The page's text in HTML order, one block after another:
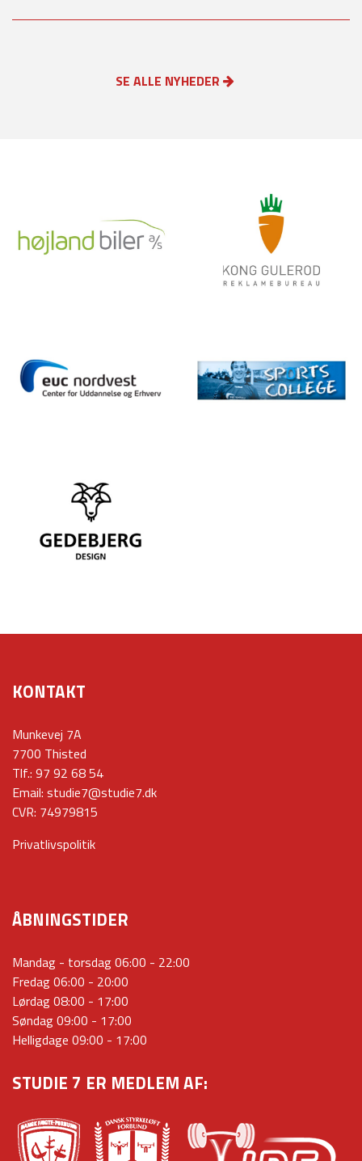
SE ALLE NYHEDER
KONTAKT
Munkevej 7A
7700 Thisted
Tlf.: 97 92 68 54
Email: studie7@studie7.dk
CVR: 74979815
Privatlivspolitik
ÅBNINGSTIDER
Mandag - torsdag 06:00 - 22:00
Fredag 06:00 - 20:00
Lørdag 08:00 - 17:00
Søndag 09:00 - 17:00
Helligdage 09:00 - 17:00
STUDIE 7 ER MEDLEM AF: